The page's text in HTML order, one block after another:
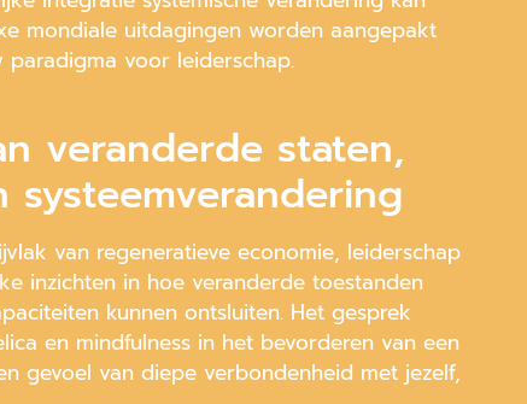
mondiale uitdagingen worden aangepakt
voor leiderschap.
veranderde staten,
systeemverandering
van regeneratieve economie, leiderschap
inzichten in hoe veranderde toestanden
kunnen ontsluiten. Het gesprek
en mindfulness in het bevorderen van een
gevoel van diepe verbondenheid met jezelf,